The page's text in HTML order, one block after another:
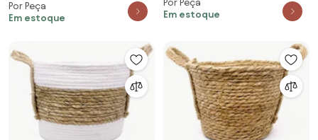
Com Espelho C03 - D'Rossi
Por Peça
Em estoque
com Espelho Nespresso -
D'Rossi
Por Peça
Em estoque